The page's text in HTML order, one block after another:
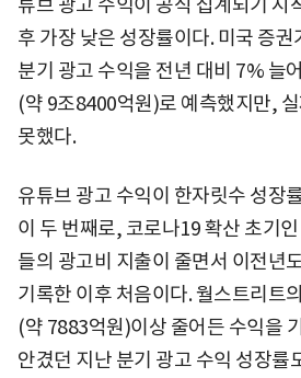
후 가장 낮은 성장률이다. 미국 증
분기 광고 수익을 전년 대비 7% 늘
(약 9조8400억원)로 예측했지만,
못했다.
유튜브 광고 수익이 한자릿수 성장
이 두 번째로, 코로나19 확산 초기
들의 광고비 지출이 줄면서 이전년
기록한 이후 처음이다. 월스트리트
(약 7883억원)이상 줄어든 수익을
안겼던 지난 분기 광고 수익 성장률